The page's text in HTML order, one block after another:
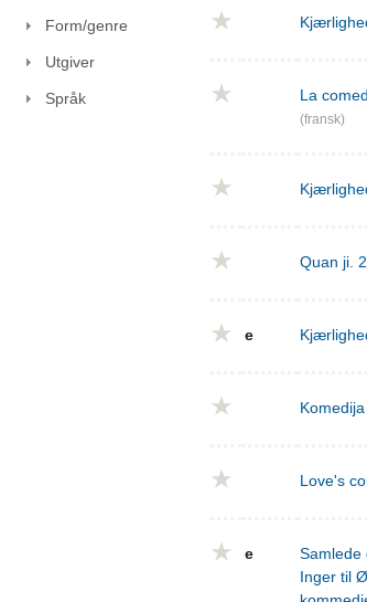
Form/genre
Utgiver
Språk La
(fransk)
Quan ji. 2
e
Love's
e
Samlede
Inger til